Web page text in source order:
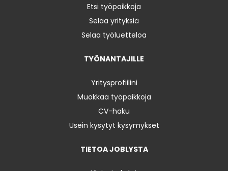
Etsi työpaikkoja
Selaa yrityksiä
Selaa työluetteloa
TYÖNANTAJILLE
Yritysprofiilini
Muokkaa työpaikkoja
CV-haku
Usein kysytyt kysymykset
TIETOA JOBLYSTA